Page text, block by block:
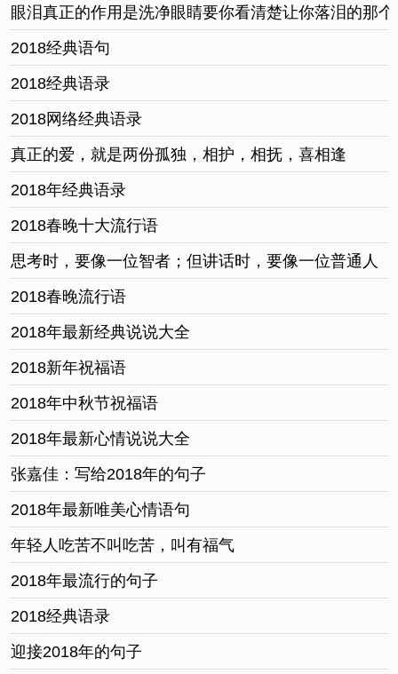
眼泪真正的作用是洗净眼睛要你看清楚让你落泪的那个
2018经典语句
2018经典语录
2018网络经典语录
真正的爱，就是两份孤独，相护，相抚，喜相逢
2018年经典语录
2018春晚十大流行语
思考时，要像一位智者；但讲话时，要像一位普通人
2018春晚流行语
2018年最新经典说说大全
2018新年祝福语
2018年中秋节祝福语
2018年最新心情说说大全
张嘉佳：写给2018年的句子
2018年最新唯美心情语句
年轻人吃苦不叫吃苦，叫有福气
2018年最流行的句子
2018经典语录
迎接2018年的句子